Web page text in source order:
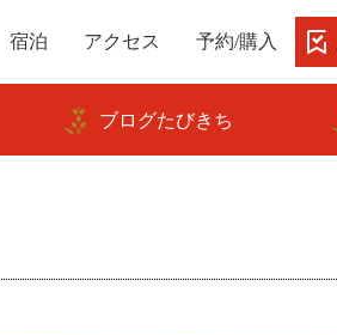
宿泊 アクセス 予約/購入
ブログたびきち